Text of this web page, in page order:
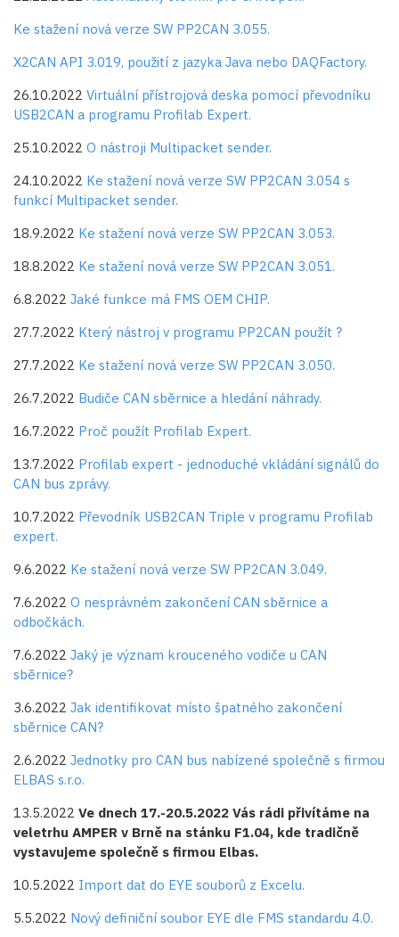
Ke stažení nová verze SW PP2CAN 3.055.
X2CAN API 3.019, použití z jazyka Java nebo DAQFactory.
26.10.2022 Virtuální přístrojová deska pomocí převodníku
USB2CAN a programu Profilab Expert.
25.10.2022 O nástroji Multipacket sender.
24.10.2022 Ke stažení nová verze SW PP2CAN 3.054 s
funkcí Multipacket sender.
18.9.2022 Ke stažení nová verze SW PP2CAN 3.053.
18.8.2022 Ke stažení nová verze SW PP2CAN 3.051.
6.8.2022 Jaké funkce má FMS OEM CHIP.
27.7.2022 Který nástroj v programu PP2CAN použít ?
27.7.2022 Ke stažení nová verze SW PP2CAN 3.050.
26.7.2022 Budiče CAN sběrnice a hledání náhrady.
16.7.2022 Proč použít Profilab Expert.
13.7.2022 Profilab expert - jednoduché vkládání signálů do
CAN bus zprávy.
10.7.2022 Převodník USB2CAN Triple v programu Profilab
expert.
9.6.2022 Ke stažení nová verze SW PP2CAN 3.049.
7.6.2022 O nesprávném zakončení CAN sběrnice a
odbočkách.
7.6.2022 Jaký je význam krouceného vodiče u CAN
sběrnice?
3.6.2022 Jak identifikovat místo špatného zakončení
sběrnice CAN?
2.6.2022 Jednotky pro CAN bus nabízené společně s firmou
ELBAS s.r.o.
13.5.2022 Ve dnech 17.-20.5.2022 Vás rádi přivítáme na
veletrhu AMPER v Brně na stánku F1.04, kde tradičně
vystavujeme společně s firmou Elbas.
10.5.2022 Import dat do EYE souborů z Excelu.
5.5.2022 Nový definiční soubor EYE dle FMS standardu 4.0.